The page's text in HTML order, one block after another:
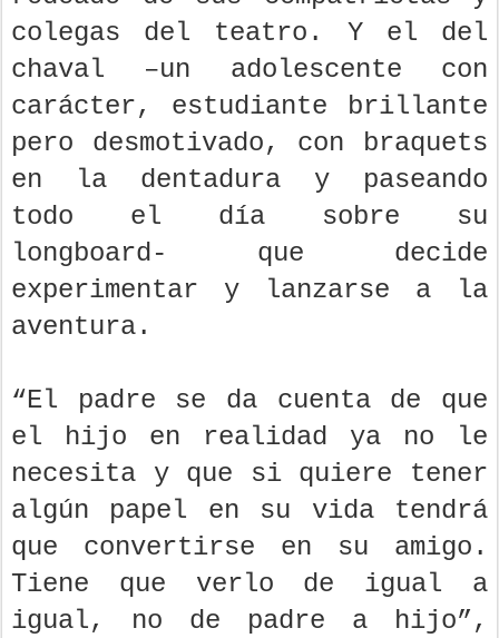
colegas del teatro. Y el del
chaval –un adolescente con
carácter, estudiante brillante
pero desmotivado, con braquets
en la dentadura y paseando
todo el día sobre su
longboard- que decide
experimentar y lanzarse a la
aventura.
“El padre se da cuenta de que
el hijo en realidad ya no le
necesita y que si quiere tener
algún papel en su vida tendrá
que convertirse en su amigo.
Tiene que verlo de igual a
igual, no de padre a hijo”,